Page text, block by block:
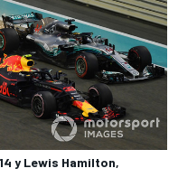
y Lewis Hamilton,